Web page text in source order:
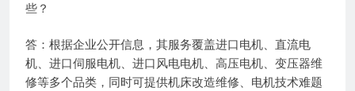
些？
答：根据企业公开信息，其服务覆盖进口电机、直流电
机、进口伺服电机、进口风电电机、高压电机、变压器维
修等多个品类，同时可提供机床改造维修、电机技术难题